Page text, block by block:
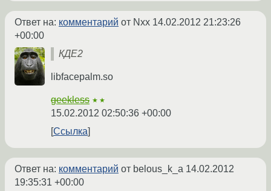
Ответ на: комментарий от Nxx 14.02.2012 21:23:26
+00:00
КДЕ2
libfacepalm.so
geekless ★★
15.02.2012 02:50:36 +00:00
Ссылка
Ответ на: комментарий от belous_k_a 14.02.2012
19:35:31 +00:00